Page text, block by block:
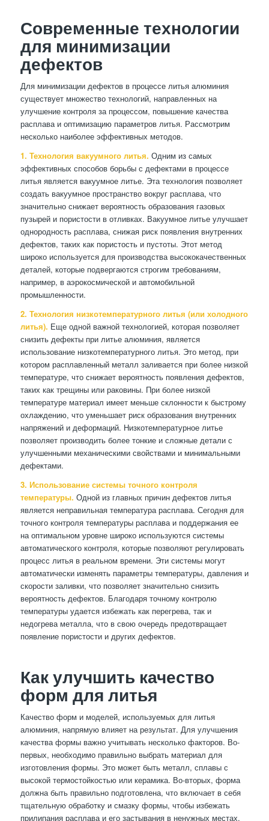
Современные технологии
для минимизации
дефектов
Для минимизации дефектов в процессе литья алюминия
существует множество технологий, направленных на
улучшение контроля за процессом, повышение качества
расплава и оптимизацию параметров литья. Рассмотрим
несколько наиболее эффективных методов.
1. Технология вакуумного литья. Одним из самых
эффективных способов борьбы с дефектами в процессе
литья является вакуумное литье. Эта технология позволяет
создать вакуумное пространство вокруг расплава, что
значительно снижает вероятность образования газовых
пузырей и пористости в отливках. Вакуумное литье улучшает
однородность расплава, снижая риск появления внутренних
дефектов, таких как пористость и пустоты. Этот метод
широко используется для производства высококачественных
деталей, которые подвергаются строгим требованиям,
например, в аэрокосмической и автомобильной
промышленности.
2. Технология низкотемпературного литья (или холодного
литья). Еще одной важной технологией, которая позволяет
снизить дефекты при литье алюминия, является
использование низкотемпературного литья. Это метод, при
котором расплавленный металл заливается при более низкой
температуре, что снижает вероятность появления дефектов,
таких как трещины или раковины. При более низкой
температуре материал имеет меньше склонности к быстрому
охлаждению, что уменьшает риск образования внутренних
напряжений и деформаций. Низкотемпературное литье
позволяет производить более тонкие и сложные детали с
улучшенными механическими свойствами и минимальными
дефектами.
3. Использование системы точного контроля
температуры. Одной из главных причин дефектов литья
является неправильная температура расплава. Сегодня для
точного контроля температуры расплава и поддержания ее
на оптимальном уровне широко используются системы
автоматического контроля, которые позволяют регулировать
процесс литья в реальном времени. Эти системы могут
автоматически изменять параметры температуры, давления и
скорости заливки, что позволяет значительно снизить
вероятность дефектов. Благодаря точному контролю
температуры удается избежать как перегрева, так и
недогрева металла, что в свою очередь предотвращает
появление пористости и других дефектов.
Как улучшить качество
форм для литья
Качество форм и моделей, используемых для литья
алюминия, напрямую влияет на результат. Для улучшения
качества формы важно учитывать несколько факторов. Во-
первых, необходимо правильно выбрать материал для
изготовления формы. Это может быть металл, сплавы с
высокой термостойкостью или керамика. Во-вторых, форма
должна быть правильно подготовлена, что включает в себя
тщательную обработку и смазку формы, чтобы избежать
прилипания расплава и его застывания в ненужных местах.